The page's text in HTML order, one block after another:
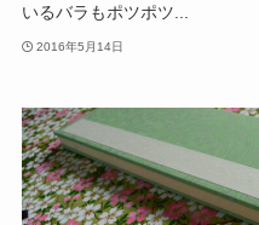
いるバラもポツポツ...
2016年5月14日